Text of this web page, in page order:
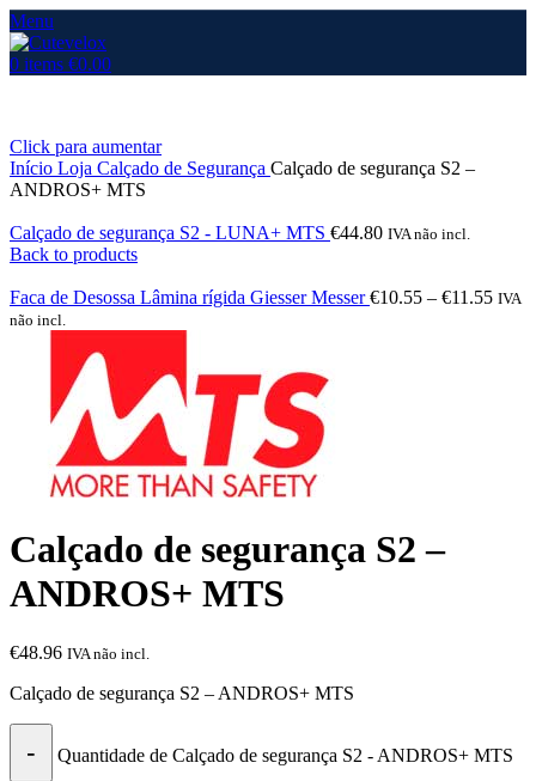
Menu
0 items €0.00
Click para aumentar
Início Loja Calçado de Segurança Calçado de segurança S2 –
ANDROS+ MTS
Calçado de segurança S2 - LUNA+ MTS €44.80 IVA não incl.
Back to products
Faca de Desossa Lâmina rígida Giesser Messer€10.55 – €11.55 IVA
não incl.
Calçado de segurança S2 –
ANDROS+ MTS
€48.96 IVA não incl.
Calçado de segurança S2 – ANDROS+ MTS
Quantidade de Calçado de segurança S2 - ANDROS+ MTS